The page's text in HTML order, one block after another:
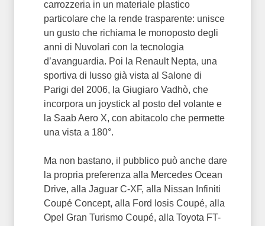
carrozzeria in un materiale plastico
particolare che la rende trasparente: unisce
un gusto che richiama le monoposto degli
anni di Nuvolari con la tecnologia
d’avanguardia. Poi la Renault Nepta, una
sportiva di lusso già vista al Salone di
Parigi del 2006, la Giugiaro Vadhò, che
incorpora un joystick al posto del volante e
la Saab Aero X, con abitacolo che permette
una vista a 180°.
Ma non bastano, il pubblico può anche dare
la propria preferenza alla Mercedes Ocean
Drive, alla Jaguar C-XF, alla Nissan Infiniti
Coupé Concept, alla Ford Iosis Coupé, alla
Opel Gran Turismo Coupé, alla Toyota FT-